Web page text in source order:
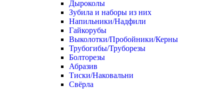
Дыроколы
Зубила и наборы из них
Напильники/Надфили
Гайкорубы
Выколотки/Пробойники/Керны
Трубогибы/Труборезы
Болторезы
Абразив
Тиски/Наковальни
Свёрла